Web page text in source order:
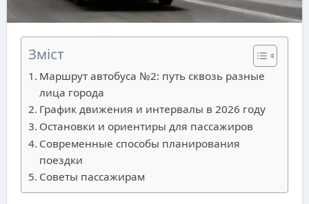
Зміст
Маршрут автобуса №2: путь сквозь разные
лица города
График движения и интервалы в 2026 году
Остановки и ориентиры для пассажиров
Современные способы планирования
поездки
Советы пассажирам